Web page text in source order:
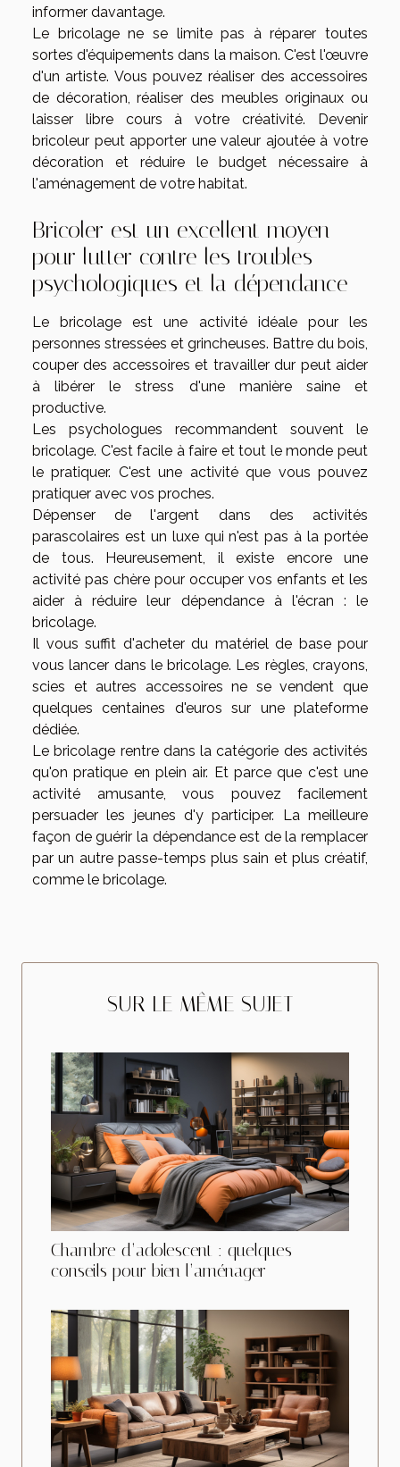
informer davantage.
Le bricolage ne se limite pas à réparer toutes
sortes d'équipements dans la maison. C'est l'œuvre
d'un artiste. Vous pouvez réaliser des accessoires
de décoration, réaliser des meubles originaux ou
laisser libre cours à votre créativité. Devenir
bricoleur peut apporter une valeur ajoutée à votre
décoration et réduire le budget nécessaire à
l'aménagement de votre habitat.
Bricoler est un excellent moyen
pour lutter contre les troubles
psychologiques et la dépendance
Le bricolage est une activité idéale pour les
personnes stressées et grincheuses. Battre du bois,
couper des accessoires et travailler dur peut aider
à libérer le stress d'une manière saine et
productive.
Les psychologues recommandent souvent le
bricolage. C'est facile à faire et tout le monde peut
le pratiquer. C'est une activité que vous pouvez
pratiquer avec vos proches.
Dépenser de l'argent dans des activités
parascolaires est un luxe qui n'est pas à la portée
de tous. Heureusement, il existe encore une
activité pas chère pour occuper vos enfants et les
aider à réduire leur dépendance à l'écran : le
bricolage.
Il vous suffit d'acheter du matériel de base pour
vous lancer dans le bricolage. Les règles, crayons,
scies et autres accessoires ne se vendent que
quelques centaines d'euros sur une plateforme
dédiée.
Le bricolage rentre dans la catégorie des activités
qu'on pratique en plein air. Et parce que c'est une
activité amusante, vous pouvez facilement
persuader les jeunes d'y participer. La meilleure
façon de guérir la dépendance est de la remplacer
par un autre passe-temps plus sain et plus créatif,
comme le bricolage.
SUR LE MÊME SUJET
Chambre d’adolescent : quelques
conseils pour bien l’aménager